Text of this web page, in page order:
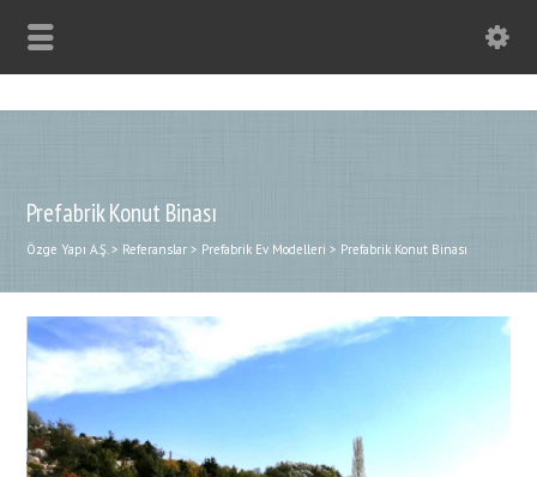
Prefabrik Konut Binası
Özge Yapı A.Ş.> Referanslar > Prefabrik Ev Modelleri > Prefabrik Konut Binası